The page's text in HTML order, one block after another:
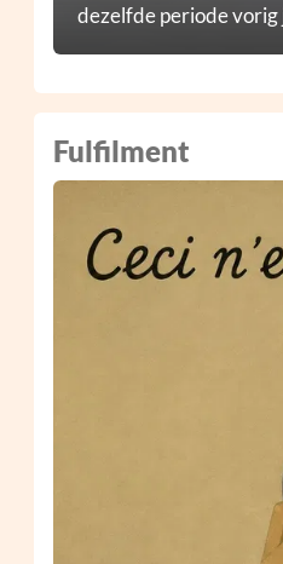
dezelfde periode vorig
Fulfilment